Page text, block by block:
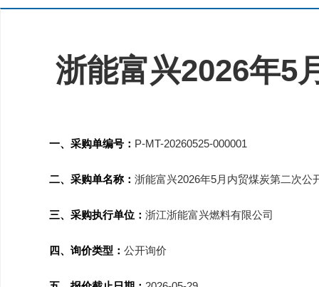
浙能富兴2026年5
一、采购单编号： P-MT-20260525-000001
二、采购单名称： 浙能富兴2026年5月内贸煤炭第二次公
三、采购执行单位： 浙江浙能富兴燃料有限公司
四、询价类型： 公开询价